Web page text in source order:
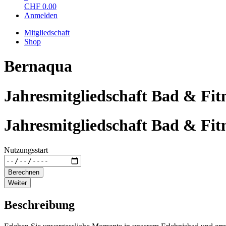
CHF 0.00
Anmelden
Mitgliedschaft
Shop
Bernaqua
Jahresmitgliedschaft Bad &
Jahresmitgliedschaft Bad &
Nutzungsstart
Berechnen
Weiter
Beschreibung